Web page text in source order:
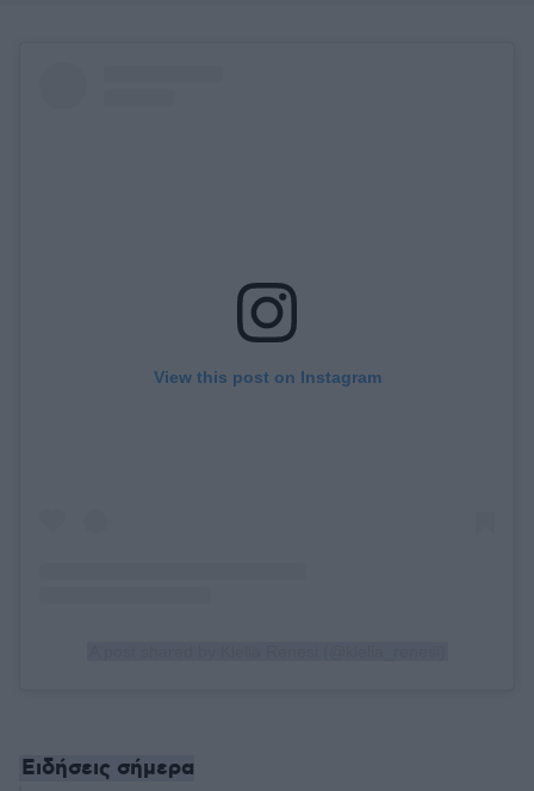
View this post on Instagram
Ειδήσεις σήμερα